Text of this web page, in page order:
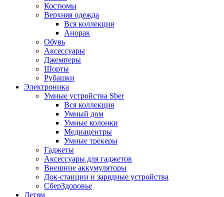
Костюмы
Верхняя одежда
Вся коллекция
Анорак
Обувь
Аксессуары
Джемперы
Шорты
Рубашки
Электроника
Умные устройства Sber
Вся коллекция
Умный дом
Умные колонки
Медиацентры
Умные трекеры
Гаджеты
Аксессуары для гаджетов
Внешние аккумуляторы
Док-станции и зарядные устройства
СберЗдоровье
Детям